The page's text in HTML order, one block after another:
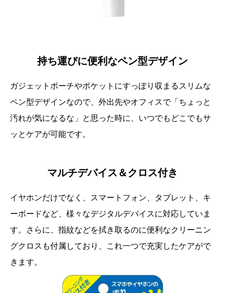
持ち運びに便利なペン型デザイン
ガジェットポーチやポケットにすっぽり収まるスリムな
ペン型デザインなので、外出先やオフィスで「ちょっと
汚れが気になるな」と思った時に、いつでもどこでもサ
ッとケアが可能です。
マルチデバイス＆クロス付き
イヤホンだけでなく、スマートフォン、タブレット、キ
ーボードなど、様々なデジタルデバイスに対応していま
す。さらに、指紋などを拭き取るのに便利なクリーニン
グクロスも付属しており、これ一つで充実したケアがで
きます。